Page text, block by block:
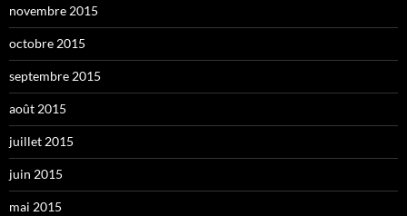
novembre 2015
octobre 2015
septembre 2015
août 2015
juillet 2015
juin 2015
mai 2015